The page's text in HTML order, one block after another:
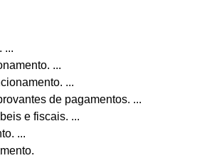
...
...
...
de pagamentos. ...
e fiscais. ...
...